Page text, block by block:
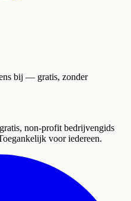
bij — gratis, zonder
non-profit bedrijvengids
voor iedereen.